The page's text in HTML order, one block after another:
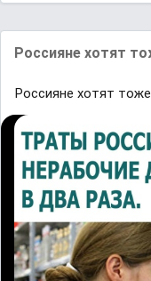
Россияне хотят
Россияне хотят